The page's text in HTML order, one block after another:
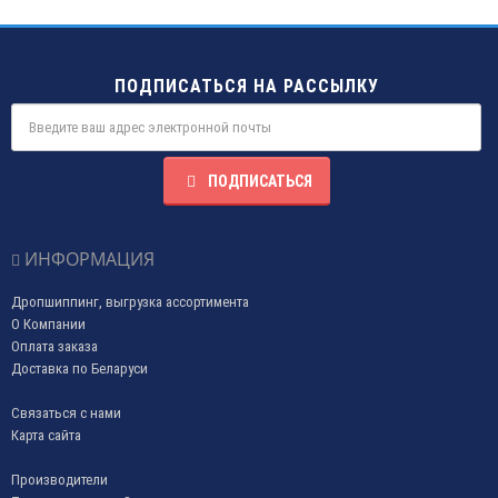
ПОДПИСАТЬСЯ НА РАССЫЛКУ
ПОДПИСАТЬСЯ
ИНФОРМАЦИЯ
Дропшиппинг, выгрузка ассортимента
О Компании
Оплата заказа
Доставка по Беларуси
Связаться с нами
Карта сайта
Производители